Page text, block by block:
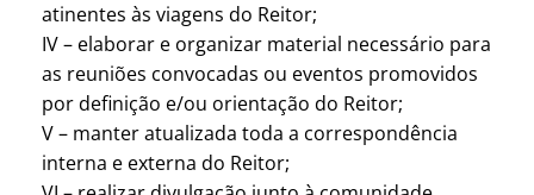
atinentes às viagens do Reitor;
IV – elaborar e organizar material necessário para
as reuniões convocadas ou eventos promovidos
por definição e/ou orientação do Reitor;
V – manter atualizada toda a correspondência
interna e externa do Reitor;